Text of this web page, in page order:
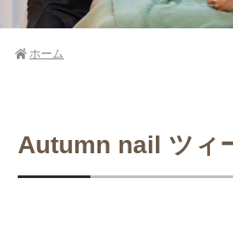
ホーム
Autumn nail ツィ